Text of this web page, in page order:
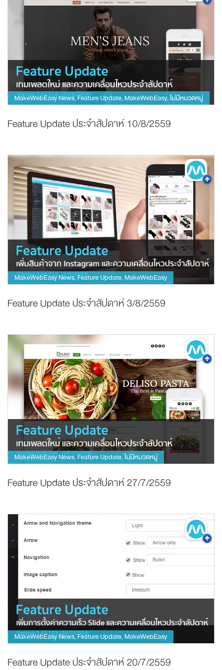
MakeWebEasy News,Feature Update, MakeWebEasy,ไม่มีหมวดหมู่
Feature Update ประจำสัปดาห์ 10/8/2559
MakeWebEasy News,Feature Update, MakeWebEasy
Feature Update ประจำสัปดาห์ 3/8/2559
MakeWebEasy News,Feature Update,ไม่มีหมวดหมู่
Feature Update ประจำสัปดาห์ 27/7/2559
MakeWebEasy News,Feature Update, MakeWebEasy
Feature Update ประจำสัปดาห์ 20/7/2559